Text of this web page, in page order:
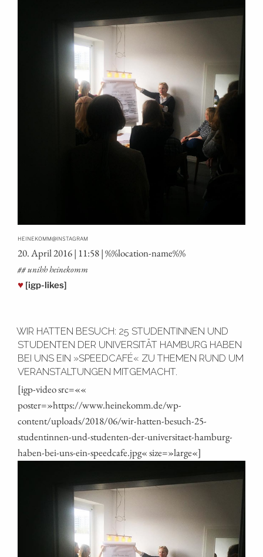
HEINEKOMM@INSTAGRAM
20. April 2016 | 11:58 | %%loca­ti­on-name%%
## unihh heinekomm
♥ [igp-likes]
WIR HATTEN BESUCH: 25 STUDENTINNEN UND
STUDENTEN DER UNIVERSITÄT HAMBURG HABEN
BEI UNS EIN »SPEEDCAFÉ« ZU THEMEN RUND UM
VERANSTALTUNGEN MITGEMACHT.
[igp-video src=««
poster=»https://www.heinekomm.de/wp-
content/uploads/2018/06/wir-hatten-besuch-25-
studentinnen-und-studenten-der-universitaet-hamburg-
haben-bei-uns-ein-speedcafe.jpg« size=»large«]